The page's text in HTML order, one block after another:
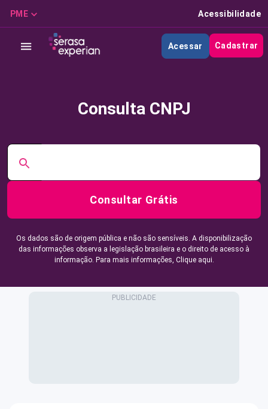
PME Acessibilidade
Acessar Cadastrar
Consulta CNPJ
Consultar Grátis
Os dados são de origem pública e não são sensíveis. A disponibilização
das informações observa a legislação brasileira e o direito de acesso à
informação. Para mais informações, Clique aqui.